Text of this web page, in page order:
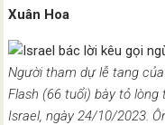
Xuân Hoa
Người tham dự lễ tang
Flash (66 tuổi) bày tỏ
Israel, ngày 24/10/2023.